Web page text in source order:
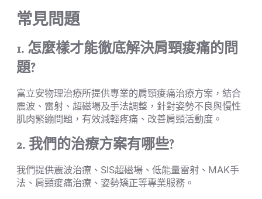
常見問題
1. 怎麼樣才能徹底解決肩頸痠痛的問
題?
富立安物理治療所提供專業的肩頸痠痛治療方案，結合
震波、雷射、超磁場及手法調整，針對姿勢不良與慢性
肌肉緊繃問題，有效減輕疼痛、改善肩頸活動度。
2. 我們的治療方案有哪些?
我們提供震波治療、SIS超磁場、低能量雷射、MAK手
法、肩頸痠痛治療、姿勢矯正等專業服務。